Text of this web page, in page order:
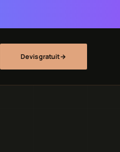
Devis gratuit→